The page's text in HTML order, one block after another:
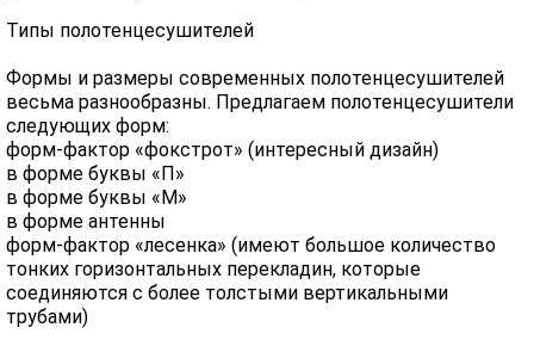
Типы полотенцесушителей
Формы и размеры современных полотенцесушителей
весьма разнообразны. Предлагаем полотенцесушители
следующих форм:
форм-фактор «фокстрот» (интересный дизайн)
в форме буквы «П»
в форме буквы «М»
в форме антенны
форм-фактор «лесенка» (имеют большое количество
тонких горизонтальных перекладин, которые
соединяются с более толстыми вертикальными
трубами)